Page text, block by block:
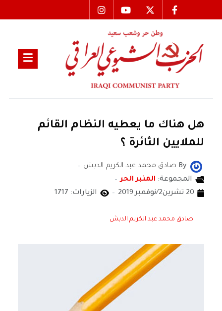
هل هناك ما يعطيه النظام القائم
للملايين الثائرة ؟
By صادق محمد عبد الكريم الدبش
المجموعة: المنبر الحر
20 تشرين2/نوفمبر 2019
الزيارات: 1717
صادق محمد عبد الكريم الدبش